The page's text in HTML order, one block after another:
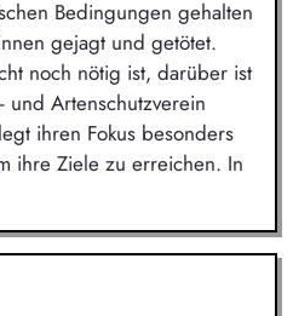
Bedingungen gehalten
gejagt und getötet.
noch nötig ist, darüber ist
und Artenschutzverein
ihren Fokus besonders
ihre Ziele zu erreichen. In